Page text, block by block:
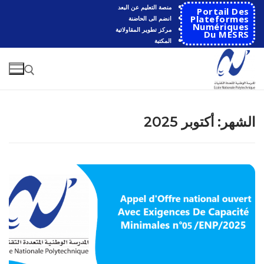
التجاوز
إلى
المحتوى
Portail Des
Plateformes
Numériques
Du MESRS
منصة التعليم عن البعد
انضم الى الحاضنة
مركز تطوير المقاولاتية
المكتبة
المدرسة
الشهر: أكتوبر 2025